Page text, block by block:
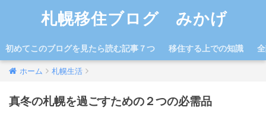
札幌移住ブログ みかげ
初めてこのブログを見たら読む記事７つ 移住する上での知識
ホーム 札幌生活
真冬の札幌を過ごすための２つの必需品